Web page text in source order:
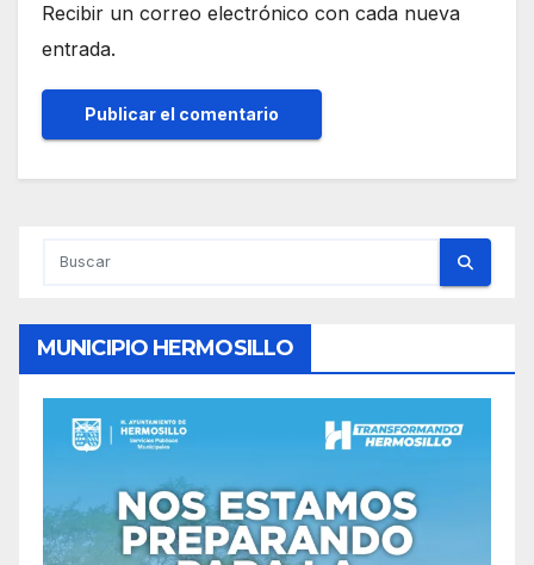
Recibir un correo electrónico con cada nueva
entrada.
MUNICIPIO HERMOSILLO